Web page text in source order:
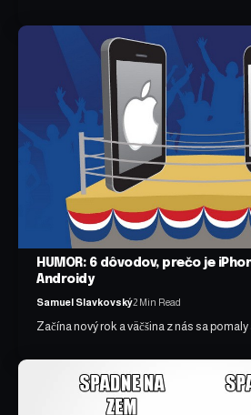
HUMOR: 6 dôvodov, prečo je
Androidy
Samuel Slavkovský2 Min Read
Začína nový rok a väčšina z nás sa